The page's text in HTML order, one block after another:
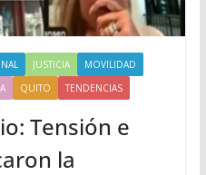
JUSTICIA
MOVILIDAD
QUITO TENDENCIAS
Tensión e
la